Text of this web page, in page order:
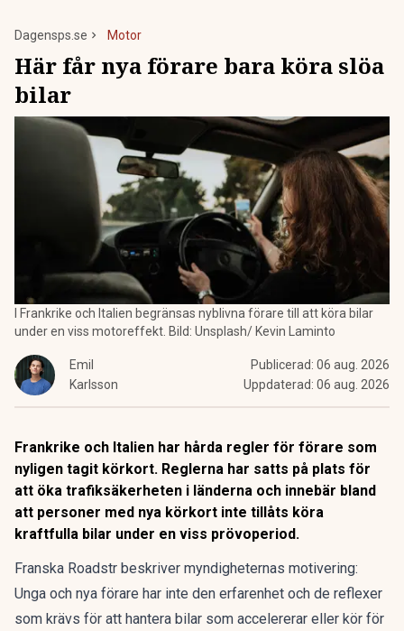
Dagensps.se Motor
Här får nya förare bara köra slöa
bilar
I Frankrike och Italien begränsas nyblivna förare till att köra bilar
under en viss motoreffekt. Bild: Unsplash/ Kevin Laminto
Emil
Karlsson
Publicerad: 06 aug. 2026
Uppdaterad: 06 aug. 2026
Frankrike och Italien har hårda regler för förare som
nyligen tagit körkort. Reglerna har satts på plats för
att öka trafiksäkerheten i länderna och innebär bland
att personer med nya körkort inte tillåts köra
kraftfulla bilar under en viss prövoperiod.
Franska Roadstr beskriver myndigheternas motivering:
Unga och nya förare har inte den erfarenhet och de reflexer
som krävs för att hantera bilar som accelererar eller kör för